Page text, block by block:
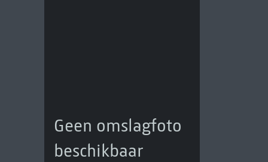
Geen omslagfoto
beschikbaar